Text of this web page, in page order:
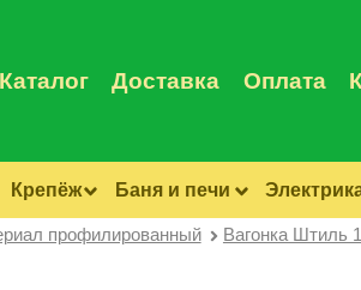
Каталог Доставка Оплата
Крепёж Баня и печи
профилированный Вагонка Штиль